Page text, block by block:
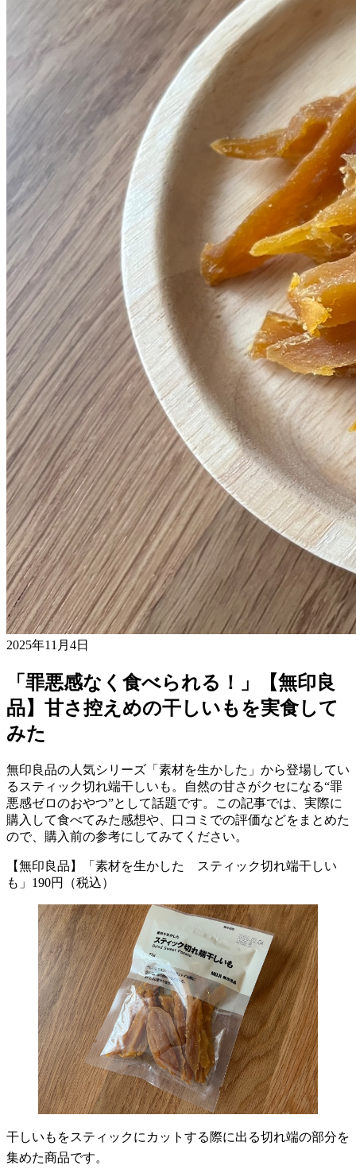
2025年11月4日
「罪悪感なく食べられる！」【無印良
品】甘さ控えめの干しいもを実食して
みた
無印良品の人気シリーズ「素材を生かした」から登場してい
るスティック切れ端干しいも。自然の甘さがクセになる“罪
悪感ゼロのおやつ”として話題です。この記事では、実際に
購入して食べてみた感想や、口コミでの評価などをまとめた
ので、購入前の参考にしてみてください。
【無印良品】「素材を生かした スティック切れ端干しい
も」190円（税込）
干しいもをスティックにカットする際に出る切れ端の部分を
集めた商品です。